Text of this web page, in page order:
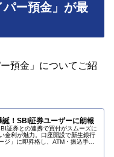
ー預金」が最
預金」についてご紹
！SBI証券ユーザーに朗報
証券との連携で買付がスムーズに
金利が魅力。口座開設で新生銀行
ジ」に即昇格し、ATM・振込手数